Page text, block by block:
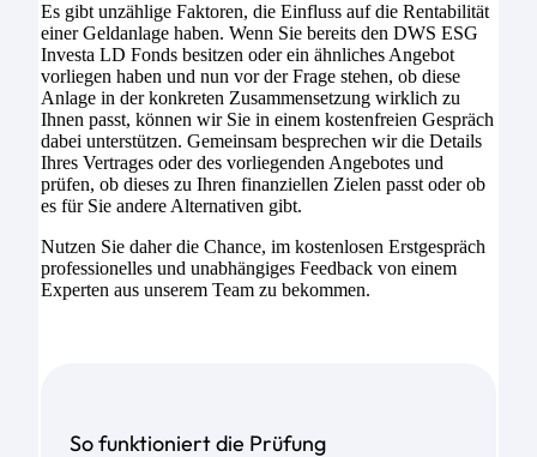
Es gibt unzählige Faktoren, die Einfluss auf die Rentabilität
einer Geldanlage haben. Wenn Sie bereits den DWS ESG
Investa LD Fonds besitzen oder ein ähnliches Angebot
vorliegen haben und nun vor der Frage stehen, ob diese
Anlage in der konkreten Zusammensetzung wirklich zu
Ihnen passt, können wir Sie in einem kostenfreien Gespräch
dabei unterstützen. Gemeinsam besprechen wir die Details
Ihres Vertrages oder des vorliegenden Angebotes und
prüfen, ob dieses zu Ihren finanziellen Zielen passt oder ob
es für Sie andere Alternativen gibt.
Nutzen Sie daher die Chance, im kostenlosen Erstgespräch
professionelles und unabhängiges Feedback von einem
Experten aus unserem Team zu bekommen.
So funktioniert die Prüfung